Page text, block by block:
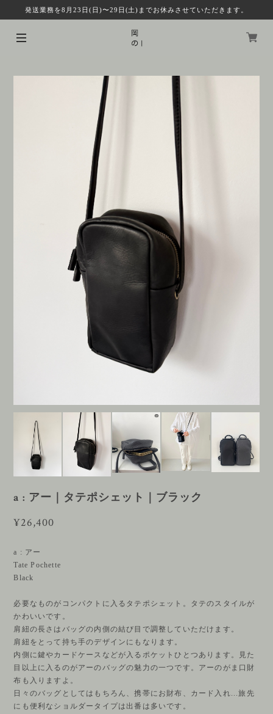
発送業務を8月23日(日)〜29日(土)までお休みさせていただきます。
a : アー｜タテポシェット｜ブラック
¥26,400
a : アー
Tate Pochette
Black
必要なものがコンパクトに入るタテポシェット。タテのスタイルが
かわいいです。
肩紐の長さはバッグの内側の結び目で調整していただけます。
肩紐をとって持ち手のデザインにもなります。
内側に鍵やカードケースなどが入るポケットひとつあります。見た
目以上に入るのがアーのバッグの魅力の一つです。アーのがま口財
布も入りますよ。
日々のバッグとしてはもちろん、携帯にお財布、カード入れ...旅先
にも便利なショルダータイプは出番は多いです。